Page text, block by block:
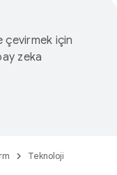
için
zeka
Teknoloji